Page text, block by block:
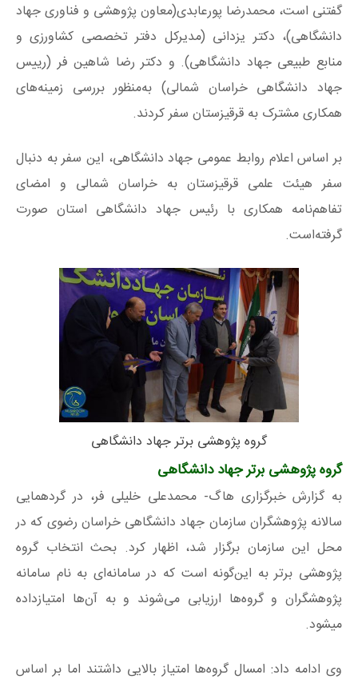
گفتنی است، محمدرضا پورعابدی(معاون پژوهشی و فناوری جهاد
دانشگاهی)، دکتر یزدانی (مدیرکل دفتر تخصصی کشاورزی و
منابع طبیعی جهاد دانشگاهی). و دکتر رضا شاهین فر (رییس
جهاد دانشگاهی خراسان شمالی) به‌منظور بررسی زمینه‌های
همکاری مشترک به قرقیزستان سفر کردند.
بر اساس اعلام روابط عمومی جهاد دانشگاهی، این سفر به دنبال
سفر هیئت علمی قرقیزستان به خراسان شمالی و امضای
تفاهم‌نامه همکاری با رئیس جهاد دانشگاهی استان صورت
گرفته‌است.
گروه پژوهشی برتر جهاد دانشگاهی
گروه پژوهشی برتر جهاد دانشگاهی
به گزارش خبرگزاری هاگ- محمدعلی خلیلی فر، در گردهمایی
سالانه پژوهشگران سازمان جهاد دانشگاهی خراسان رضوی که در
محل این سازمان برگزار شد، اظهار کرد. بحث انتخاب گروه
پژوهشی برتر به این‌گونه است که در سامانه‌ای به نام سامانه
پژوهشگران و گروه‌ها ارزیابی می‌شوند و به آن‌ها امتیازداده
میشود.
وی ادامه داد: امسال گروه‌ها امتیاز بالایی داشتند اما بر اساس